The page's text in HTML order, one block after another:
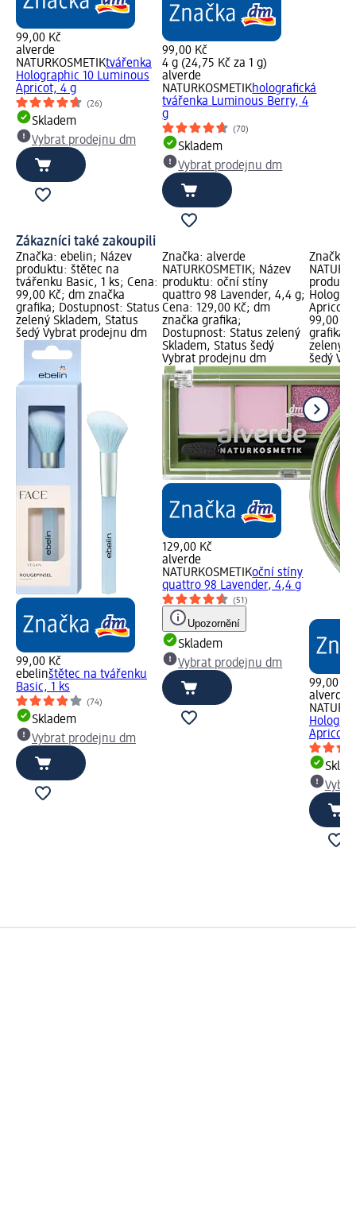
99,00 Kč
alverde
NATURKOSMETIKtvářenka
Holographic 10 Luminous
Apricot, 4 g
(26)
Skladem
Vybrat prodejnu dm
99,00 Kč
4 g (24,75 Kč za 1 g)
alverde
NATURKOSMETIKholografická
tvářenka Luminous Berry, 4
g
(70)
Skladem
Vybrat prodejnu dm
Zákazníci také zakoupili
Značka: ebelin; Název
produktu: štětec na
tvářenku Basic, 1 ks; Cena:
99,00 Kč; dm značka
grafika; Dostupnost: Status
zelený Skladem, Status
šedý Vybrat prodejnu dm
99,00 Kč
ebelinštětec na tvářenku
Basic, 1 ks
(74)
Skladem
Vybrat prodejnu dm
Značka: alverde
NATURKOSMETIK; Název
produktu: oční stíny
quattro 98 Lavender, 4,4 g;
Cena: 129,00 Kč; dm
značka grafika;
Dostupnost: Status zelený
Skladem, Status šedý
Vybrat prodejnu dm
129,00 Kč
alverde
NATURKOSMETIKoční stíny
quattro 98 Lavender, 4,4 g
(51)
Upozornění
Skladem
Vybrat prodejnu dm
Značka:
Apricot,
99,00
grafika;
zelený
šedý
99,00 Kč
alverde
Apricot,